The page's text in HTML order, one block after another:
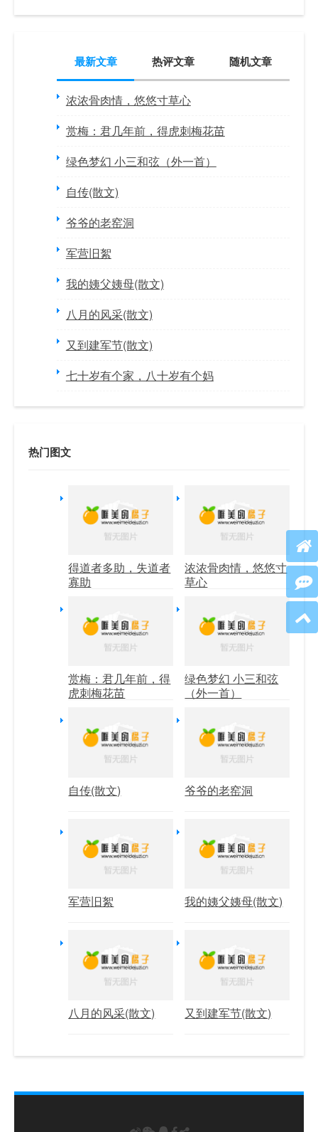
最新文章 热评文章 随机文章
浓浓骨肉情，悠悠寸草心
赏梅：君几年前，得虎刺梅花苗
绿色梦幻 小三和弦（外一首）
自传(散文)
爷爷的老窑洞
军营旧絮
我的姨父姨母(散文)
八月的风采(散文)
又到建军节(散文)
七十岁有个家，八十岁有个妈
热门图文
得道者多助，失道者
寡助
浓浓骨肉情，悠悠寸
草心
赏梅：君几年前，得
虎刺梅花苗
绿色梦幻 小三和弦
（外一首）
自传(散文) 爷爷的老窑洞
军营旧絮 我的姨父姨母(散文)
八月的风采(散文) 又到建军节(散文)